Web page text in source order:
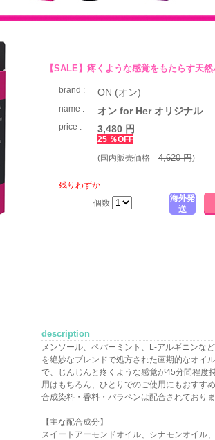
【SALE】疼くような感覚をもたらす天
brand : ON (オン)
name : オン for Her オリジナル
price : 3,480 円
25 ％OFF
(国内販売価格4,620 円)
残りわずか
個数
海外発
送
description
メンソール、ペパーミント、L-アルギニンな
を絶妙なブレンドで処方された画期的なオイ
で、じんじんと疼くような感覚が45分間程度
用はもちろん、ひとりでのご使用にもおすすめ
合成染料・香料・パラベンは配合されておりま
【主な配合成分】
スイートアーモンドオイル、シナモンオイル